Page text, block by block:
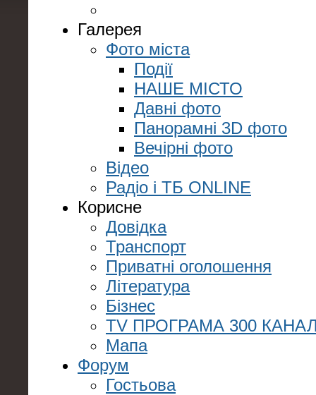
Галерея
Фото міста
Події
НАШЕ МІСТО
Давні фото
Панорамні 3D фото
Вечірні фото
Відео
Радіо і ТБ ONLINE
Корисне
Довідка
Транспорт
Приватні оголошення
Література
Бізнес
TV ПРОГРАМА 300
Мапа
Форум
Гостьова